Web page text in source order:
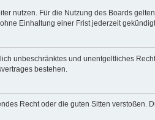
nutzen. Für die Nutzung des Boards
Einhaltung einer Frist jederzeit
unbeschränktes und unentgeltliches
bestehen.
Recht oder die guten Sitten verstoßen.